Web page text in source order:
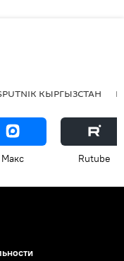
КЫРГЫЗСТАН
Макс Rutube